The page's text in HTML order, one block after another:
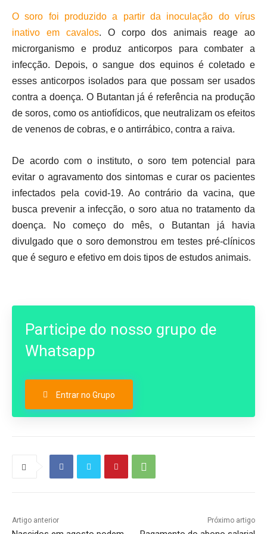
O soro foi produzido a partir da inoculação do vírus
inativo em cavalos. O corpo dos animais reage ao
microrganismo e produz anticorpos para combater a
infecção. Depois, o sangue dos equinos é coletado e
esses anticorpos isolados para que possam ser usados
contra a doença. O Butantan já é referência na produção
de soros, como os antiofídicos, que neutralizam os efeitos
de venenos de cobras, e o antirrábico, contra a raiva.
De acordo com o instituto, o soro tem potencial para
evitar o agravamento dos sintomas e curar os pacientes
infectados pela covid-19. Ao contrário da vacina, que
busca prevenir a infecção, o soro atua no tratamento da
doença. No começo do mês, o Butantan já havia
divulgado que o soro demonstrou em testes pré-clínicos
que é seguro e efetivo em dois tipos de estudos animais.
Participe do nosso grupo de
Whatsapp
Entrar no Grupo
Artigo anterior Próximo artigo